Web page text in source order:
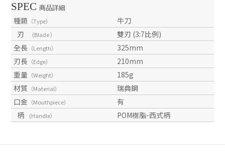
SPEC 商品詳細
種類 （Type）
牛刀
刃 (Blade ）
雙刃 (3:7比例)
全長 （Length）
325mm
刃長 （Edge）
210mm
重量 （Weight）
185g
材質 （Material）
瑞典鋼
口金 （Mouthpiece）
有
柄 (Handle） POM樹脂-西式柄